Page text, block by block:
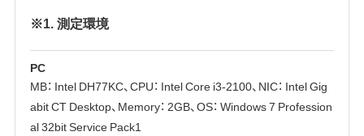
※1. 測定環境
PC
MB： Intel DH77KC、CPU： Intel Core i3-2100、NIC： Intel Gig
abit CT Desktop、Memory： 2GB、OS： Windows 7 Profession
al 32bit Service Pack1